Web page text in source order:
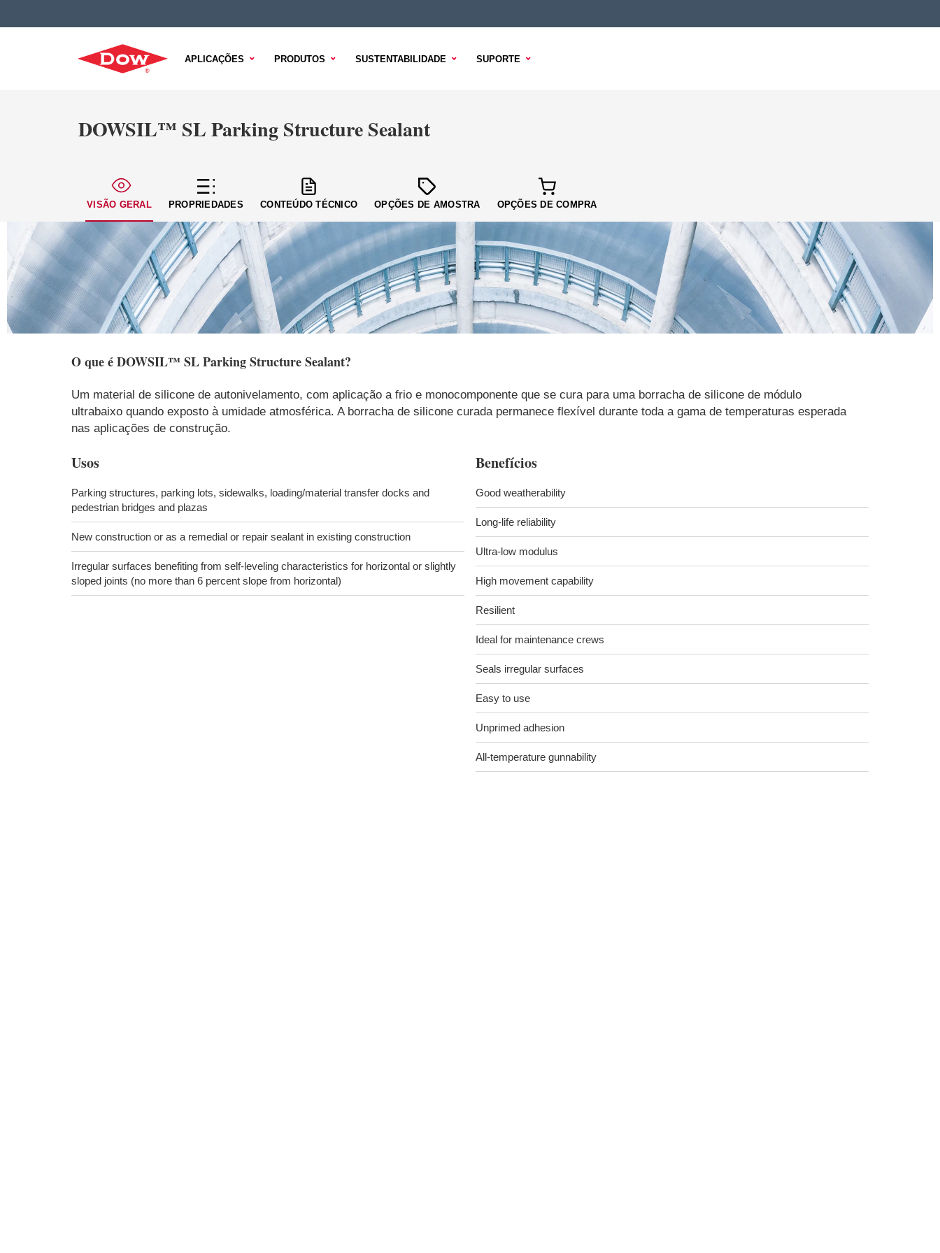
APLICAÇÕES PRODUTOS SUSTENTABILIDADE SUPORTE
DOWSIL™ SL Parking Structure Sealant
VISÃO GERAL PROPRIEDADES CONTEÚDO TÉCNICO OPÇÕES DE AMOSTRA OPÇÕES DE COMPRA
O que éDOWSIL™ SL Parking Structure Sealant?
Um material de silicone de autonivelamento, com aplicação a frio e monocomponente que se cura para uma borracha de silicone de módulo
ultrabaixo quando exposto à umidade atmosférica. A borracha de silicone curada permanece flexível durante toda a gama de temperaturas esperada
nas aplicações de construção.
Usos
Parking structures, parking lots, sidewalks, loading/material transfer docks and
pedestrian bridges and plazas
New construction or as a remedial or repair sealant in existing construction
Irregular surfaces benefiting from self-leveling characteristics for horizontal or slightly
sloped joints (no more than 6 percent slope from horizontal)
Benefícios
Good weatherability
Long-life reliability
Ultra-low modulus
High movement capability
Resilient
Ideal for maintenance crews
Seals irregular surfaces
Easy to use
Unprimed adhesion
All-temperature gunnability